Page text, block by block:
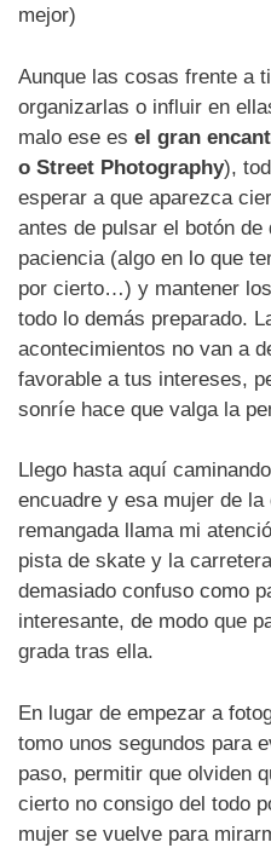
mejor)
Aunque las cosas frente a
organizarlas o influir en
malo ese es el gran
o Street Photography),
esperar a que aparezca
antes de pulsar el botón
paciencia (algo en lo que
por cierto…) y mantener
todo lo demás preparado.
acontecimientos no van a
favorable a tus intereses,
sonríe hace que valga la
Llego hasta aquí
encuadre y esa mujer de
remangada llama mi
pista de skate y la
demasiado confuso como
interesante, de modo que
grada tras ella.
En lugar de empezar a
tomo unos segundos para
paso, permitir que olviden
cierto no consigo del todo
mujer se vuelve para